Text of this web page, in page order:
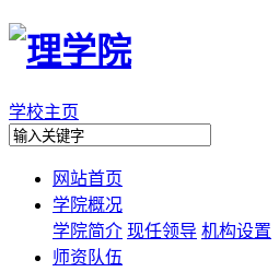
学校主页
网站首页
学院概况
学院简介 现任领导 机构设置
师资队伍